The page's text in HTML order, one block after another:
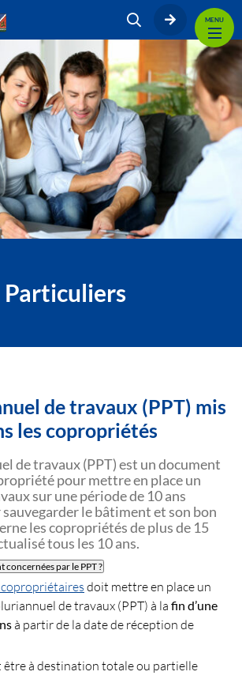
MENU
Particuliers
de travaux (PPT) mis
les copropriétés
de travaux (PPT) est un document
pour mettre en place un
sur une période de 10 ans
le bâtiment et son bon
les copropriétés de plus de 15
tous les 10 ans.
par le PPT ?
doit mettre en place un
de travaux (PPT) à la fin d’une
à partir de la date de réception de
être à destination totale ou partielle